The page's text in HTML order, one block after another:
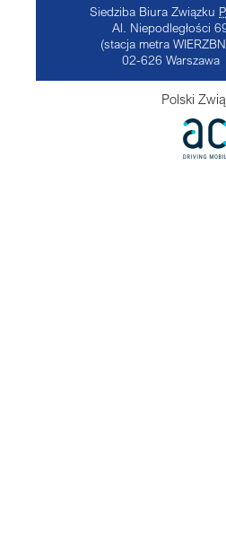
Siedziba Biura Związku
Al. Niepodległości
(stacja metra
02-626 Warszawa
Polski